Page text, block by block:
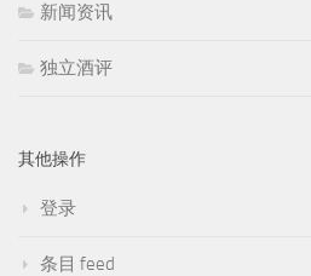
新闻资讯
独立酒评
其他操作
登录
条目 feed